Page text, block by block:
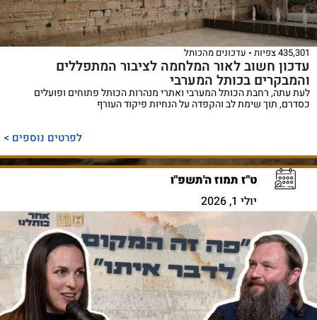
435,301 צפיות עדכונים מהכותל
עדכון חשוב לאור המלחמה לציבור המתפללים
והמבקרים בכותל המערבי
לעת עתה, רחבת הכותל המערבי ואתרי מנהרות הכותל פתוחים ופועלים
כסדרם, תוך שימת לב והקפדה על הנחיות פיקוד העורף
לפרטים נוספים >
ט"ז תמוז ה'תשפ"ו
יולי 1, 2026